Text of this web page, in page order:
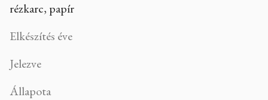
rézkarc, papír
Elkészítés éve
Jelezve
Állapota